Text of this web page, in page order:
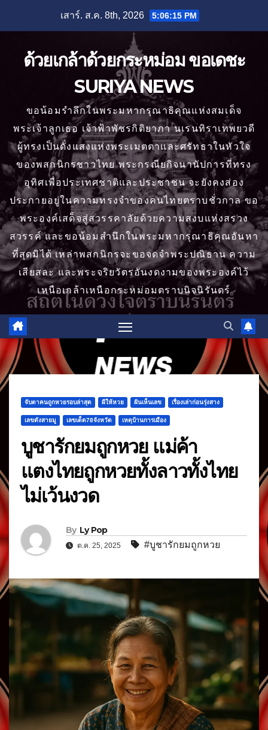
เสาร์. ส.ค. 8th, 2026 5:06:17 PM
ด้วยเกล้าด้วยกระหม่อม ขอเดชะ
SURIYA NEWS
ขอน้อมรำลึกในพระมหากรุณาธิคุณแห่งสมเด็จ
พระเจ้าลูกเธอ เจ้าฟ้าพัชรกิติยาภา นเรนทิราเทพยวดี
ผู้ทรงเป็นดั่งแสงแห่งพระเมตตาและศรัทธาในหัวใจ
ของพสกนิกรชาวไทย พระกรณียกิจนานัปการที่ทรง
อุทิศเพื่อประเทศชาติและประชาชน จะยังคงส่อง
ประกายอยู่ในความทรงจำของคนไทยตราบชั่วกาล ขอ
พระองค์เสด็จสู่สวรรคาลัยด้วยความสงบแห่งสรวง
สวรรค์ และขอน้อมสำนึกในพระมหากรุณาธิคุณอันหา
ที่สุดมิได้ เหล่าพสกนิกรจะขอจดจำพระปณิธาน ความ
เสียสละ และพระจริยวัตรอันงดงามของพระองค์ไว้
เหนือเกล้าเหนือกระหม่อมตราบนิจนิรันดร์
จับตาคนถูกหวยรอบล่าสุด ผีให้หวย ฝันเห็นเลข เรื่องเล่าก่อนรุ่งสาง
เลขดังสายมู เลขเด็ด78จังหวัด เหตุบ้านการเมือง
บูชารักยมถูกหวย แม่ค้า
แตงไทยถูกหวยทั้งลาวทั้งไทย
ไม่เว้นงวด
By Ly Pop
ต.ค. 25, 2025 #บูชารักยมถูกหวย